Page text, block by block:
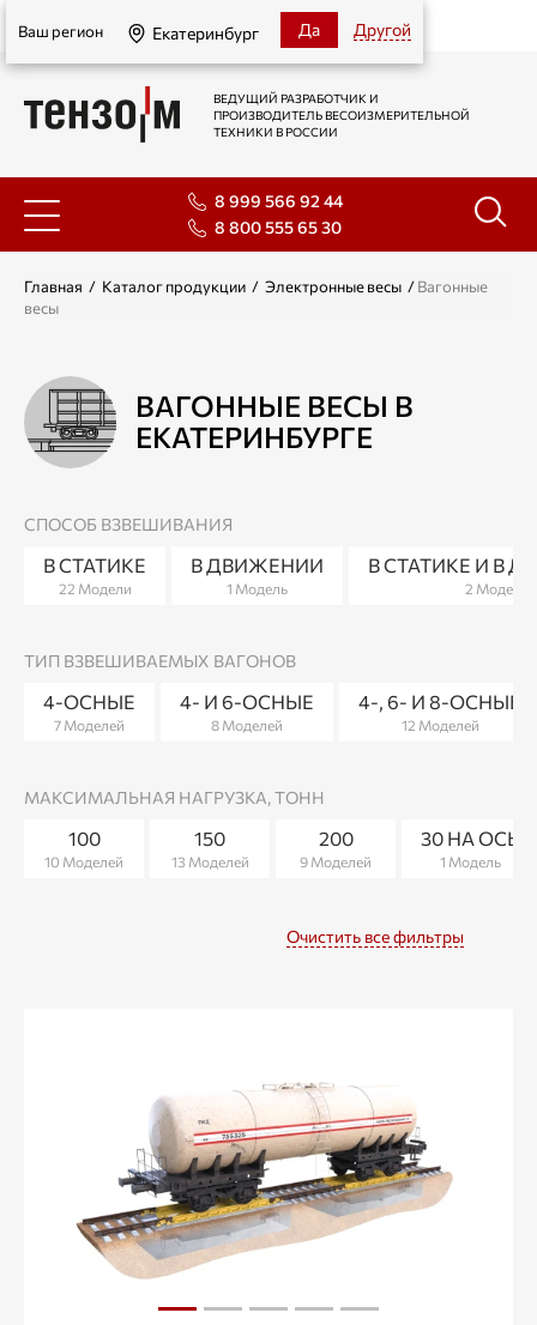
Екатеринбург
Ваш регион Екатеринбург Да Другой
ВЕДУЩИЙ РАЗРАБОТЧИК И
ПРОИЗВОДИТЕЛЬ ВЕСОИЗМЕРИТЕЛЬНОЙ
ТЕХНИКИ В РОССИИ
8 999 566 92 44
8 800 555 65 30
Главная / Каталог продукции / Электронные весы /Вагонные
весы
ВАГОННЫЕ ВЕСЫ В
ЕКАТЕРИНБУРГЕ
СПОСОБ ВЗВЕШИВАНИЯ
В СТАТИКЕ
22 Модели
В ДВИЖЕНИИ
1 Модель
В СТАТИКЕ И В
2 Модели
ТИП ВЗВЕШИВАЕМЫХ ВАГОНОВ
4-ОСНЫЕ
7 Моделей
4- И 6-ОСНЫЕ
8 Моделей
4-, 6- И 8-ОСНЫЕ
12 Моделей
МАКСИМАЛЬНАЯ НАГРУЗКА, ТОНН
100
10 Моделей
150
13 Моделей
200
9 Моделей
30 НА ОСЬ
1 Модель
Очистить все фильтры